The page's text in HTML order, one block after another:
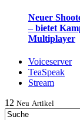
Neuer
– bietet
Multiplayer
Voiceserver
TeaSpeak
Stream
12 Neu Artikel